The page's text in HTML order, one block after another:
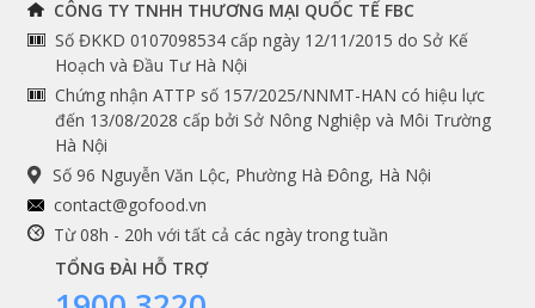
Chính sách và quy định
chung
Hướng dẫn đặt hàng
Cam kết chất lượng
Facebook
Instagram
Youtube
Tiktok
Shopee
CÔNG TY TNHH THƯƠNG MẠI QUỐC TẾ FBC
Số ĐKKD 0107098534 cấp ngày 12/11/2015 do Sở Kế
Hoạch và Đầu Tư Hà Nội
Chứng nhận ATTP số 157/2025/NNMT-HAN có hiệu lực
đến 13/08/2028 cấp bởi Sở Nông Nghiệp và Môi Trường
Hà Nội
Số 96 Nguyễn Văn Lộc, Phường Hà Đông, Hà Nội
contact@gofood.vn
Từ 08h - 20h với tất cả các ngày trong tuần
TỔNG ĐÀI HỖ TRỢ